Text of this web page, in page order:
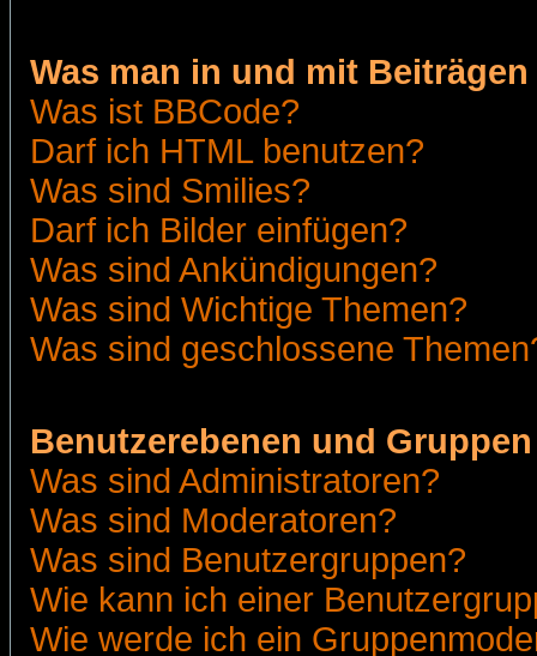
Was man in und mit
Was ist BBCode?
Darf ich HTML benutzen?
Was sind Smilies?
Darf ich Bilder einfügen?
Was sind Ankündigungen?
Was sind Wichtige Themen?
Was sind geschlossene
Benutzerebenen und Gruppen
Was sind Administratoren?
Was sind Moderatoren?
Was sind Benutzergruppen?
Wie kann ich einer
Wie werde ich ein